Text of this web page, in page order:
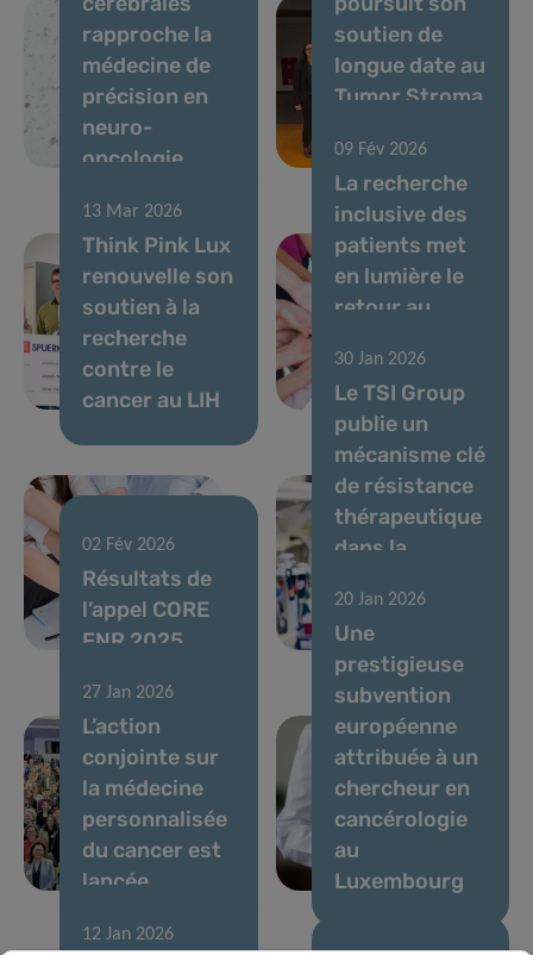
rapproche la
médecine de
précision en
neuro-
oncologie
soutien de
longue date au
Tumor Stroma
Group
13 Mar 2026
Think Pink Lux
renouvelle son
soutien à la
recherche
contre le
cancer au LIH
09 Fév 2026
La recherche
inclusive des
patients met
en lumière le
retour au
un cancer du
sein
02 Fév 2026
Résultats de
l’appel CORE
FNR 2025
30 Jan 2026
Le TSI Group
publie un
mécanisme clé
de résistance
thérapeutique
dans la
myéloïde
aiguë
27 Jan 2026
L’action
conjointe sur
la médecine
personnalisée
du cancer est
lancée
20 Jan 2026
Une
prestigieuse
subvention
européenne
attribuée à un
chercheur en
cancérologie
au
Luxembourg
12 Jan 2026